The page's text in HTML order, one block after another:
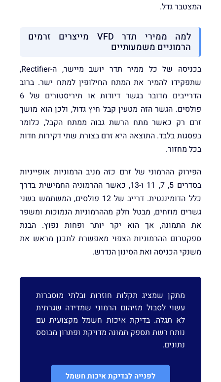
המצטבר גדל.
למה ממירי תדר VFD מייצרים זרמים
הרמוניים משמעותיים
בכניסה של כל ממיר תדר יושב מיישר, ה-Rectifier,
שתפקידו להמיר את המתח החילופין למתח ישר. ברוב
הדרייבים מדובר בגשר דיודות או תיריסטורים של 6
פולסים. הגשר הזה מטעין קבל חיץ גדול, ולכן הוא מושך
זרם רק כאשר מתח הרשת גבוה ממתח הקבל, כלומר
בפסגות בלבד. התוצאה היא זרם בצורת שתי דקירות חדות
בכל מחזור.
הפירוק ההרמוני של זרם כזה מניב הרמוניות אופייניות
בסדרים 5, 7, 11 ו-13, כאשר ההרמוניה החמישית בדרך
כלל הדומיננטית. דרייב של 12 פולסים, המשתמש בשני
גשרים מוזחים, מבטל חלק מההרמוניות הנמוכות ומשפר
את התמונה, אך הוא יקר יותר ופחות נפוץ. הבנת
ספקטרום ההרמוניות הצפוי מאפשרת לתכנן מראש את
משנקי הכניסה ואת הסינון הנדרש.
מתקן שמציג תקלות חוזרות ובלתי מוסברות
עשוי לסבול מזיהום הרמוני שמדידה שגרתית
לא תגלה. בדיקת איכות חשמל מקצועית עם
נותח רשת תספק תמונה מדויקת ופתרון מבוסס
נתונים.
לפנייה לבדיקת איכות חשמל